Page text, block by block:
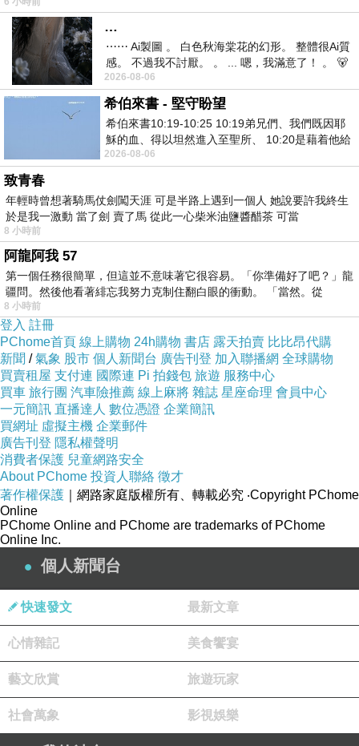
當你完成了一次高強度的力量訓練，跑完一次馬
拉松，你真的還有多餘的意志力不去大快朵頤?
在吃這件事情上面，
消耗更多的意志力，所以意志力用完以後，會更
容易克制不住自己。
如果只是靠意志力來維持減肥的效果，能夠維持
成功的幾率是很低的前面我們提到快速減肥成功
的人群中95%的維持不下去減肥的效果
而中醫減重就是讓您在維持正常飲食下，也可以
獲得較好的減重效果
這樣不只不會讓您的作息因為減重而大幅更動
減肥這件事就是長期作戰。如果沒有遵循醫囑，
會很快復胖回去，這種效應實在太可怕了。
因此，必須尋求專業中醫師的建議才是正確的方
式
不要聽信謠言跟偏方。
尤其許多網友的自身經驗，吃什麼有效，吃什麼
可以快速減重，千千萬萬不要全信啊！
透過上面的說明後，我們可以了解整個肥胖的主
要證型
但是切記不可以看到證型，然後自己當醫生，以
為自己就是那一種證型就去抓藥吃
務必聽從專業中醫師的，配合療程才有效果
而桃園廣和與廣仁堂中醫診所的治療步驟分為兩
個階段：
1.首先他會先了解我整個身體狀態，並且會反覆
確認患者體質狀態與平常飲食狀況，並會囑咐這
段時間該吃什麼不能吃什麼，非常仔細的說明。
…
⋯⋯ Ai製圖 。 白色秋海棠花的幻形。 整體很Ai質
感。 不過我不討厭。 。 ... 嗯，我滿意了！ 。 🐻
昨中
2026-08-06
希伯來書 - 堅守盼望
希伯來書10:19-10:25 10:19弟兄們、我們既因耶
穌的血、得以坦然進入至聖所、 10:20是藉着他給
我們開了一條又新又活的路從幔子經過
2026-08-06
致青春
年輕時曾想著騎馬仗劍闖天涯 可是半路上遇到一個人 她說要許我終生
於是我一激動 當了劍 賣了馬 從此一心柴米油鹽醬醋茶 可當
8 小時前
阿龍阿我 57
第一個任務很簡單，但這並不意味著它很容易。「你準備好了吧？」龍
疆問。然後他看著緋忘我努力克制住翻白眼的衝動。 「當然。從
8 小時前
登入 註冊
PChome首頁 線上購物 24h購物 書店 露天拍賣 比比昂代購
新聞 /氣象 股市 個人新聞台 廣告刊登 加入聯播網 全球購物
買賣租屋 支付連 國際連 Pi 拍錢包 旅遊 服務中心
買車 旅行團 汽車險推薦 線上麻將 雜誌 星座命理 會員中心
一元簡訊 直播達人 數位憑證 企業簡訊
買網址 虛擬主機 企業郵件
廣告刊登 隱私權聲明
消費者保護 兒童網路安全
About PChome 投資人聯絡 徵才
著作權保護 ｜網路家庭版權所有、轉載必究 ‧Copyright PChome
Online
PChome Online and PChome are trademarks of PChome
Online Inc.
個人新聞台
快速發文 最新文章
心情雜記 美食饗宴
藝文欣賞 旅遊玩家
社會萬象 影視娛樂